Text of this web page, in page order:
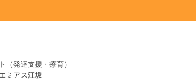
（発達支援・療育）
ミアス江坂